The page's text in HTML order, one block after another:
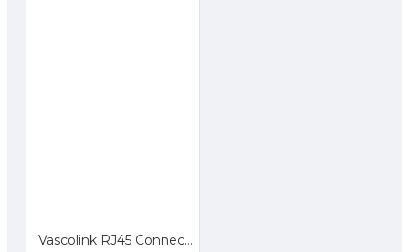
Vascolink RJ45 Connector FTP Cat 6 EZ Gold Plated 50pcs